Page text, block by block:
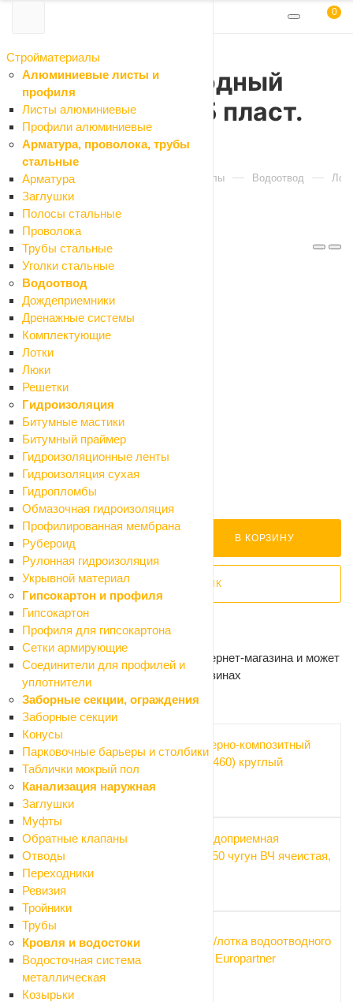
Стройматериалы
Алюминиевые листы и
профиля
Листы алюминиевые
Профили алюминиевые
Арматура, проволока, трубы
стальные
Арматура
Заглушки
Полосы стальные
Проволока
Трубы стальные
Уголки стальные
Водоотвод
Дождеприемники
Дренажные системы
Комплектующие
Лотки
Люки
Решетки
Гидроизоляция
Битумные мастики
Битумный праймер
Гидроизоляционные ленты
Гидроизоляция сухая
Гидропломбы
Обмазочная гидроизоляция
Профилированная мембрана
Рубероид
Рулонная гидроизоляция
Укрывной материал
Гипсокартон и профиля
Гипсокартон
Профиля для гипсокартона
Сетки армирующие
Соединители для профилей и
уплотнители
Заборные секции, ограждения
Заборные секции
Конусы
Парковочные барьеры и столбики
Таблички мокрый пол
Канализация наружная
Заглушки
Муфты
Обратные клапаны
Отводы
Переходники
Ревизия
Тройники
Трубы
Кровля и водостоки
Водосточная система
металлическая
Козырьки
0
Лоток водоотводный
ЛВ-20.24,6.23,5 пласт.
822
Главная Стройматериалы Водоотвод
Артикул: 822 Gidrolica Standart
Код: 032611
Характеристики
Отзывы
Как купить
Оплата
Доставка
1 478.70 ₽
1 590 ₽
-7%
Экономия 111.3 ₽
Много
Нашли дешевле?
В КОРЗИНУ
КУПИТЬ В 1 КЛИК
Самовывоз сегодня - бесплатно
Доставка завтра - от 300 ₽
Цена действительна только для интернет-магазина и может
отличаться от цен в розничных магазинах
Рекомендуем
Люк полимерно-композитный
садовый (д460) круглый
Решетка водоприемная
РВ-10.13,6.50 чугун ВЧ ячеистая,
Заглушка д/лотка водоотводного
пласт. Light Europartner